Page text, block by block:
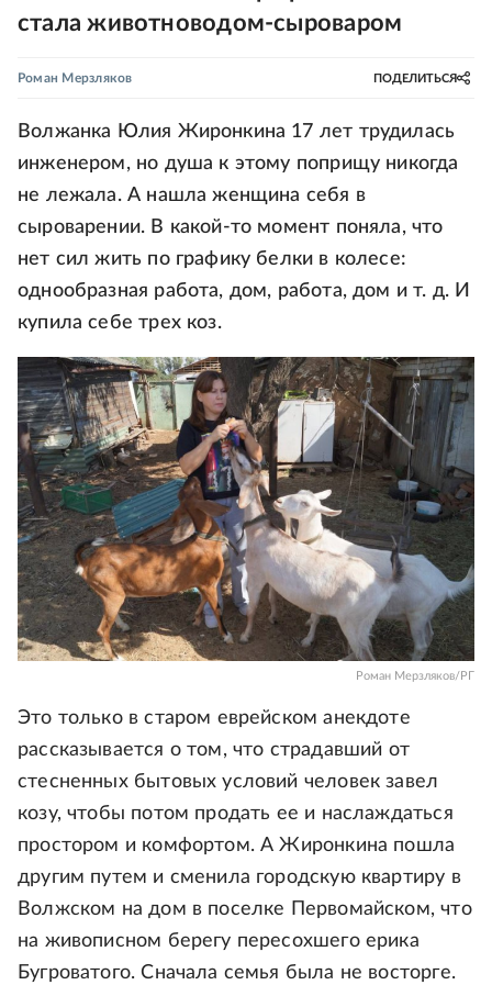
стала животноводом-сыроваром
Роман Мерзляков ПОДЕЛИТЬСЯ
Волжанка Юлия Жиронкина 17 лет трудилась
инженером, но душа к этому поприщу никогда
не лежала. А нашла женщина себя в
сыроварении. В какой-то момент поняла, что
нет сил жить по графику белки в колесе:
однообразная работа, дом, работа, дом и т. д. И
купила себе трех коз.
Роман Мерзляков/РГ
Это только в старом еврейском анекдоте
рассказывается о том, что страдавший от
стесненных бытовых условий человек завел
козу, чтобы потом продать ее и наслаждаться
простором и комфортом. А Жиронкина пошла
другим путем и сменила городскую квартиру в
Волжском на дом в поселке Первомайском, что
на живописном берегу пересохшего ерика
Бугроватого. Сначала семья была не восторге.